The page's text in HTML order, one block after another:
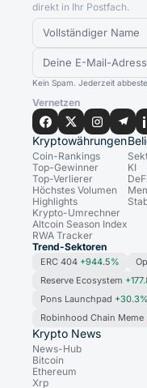
direkt in Ihr Postfach.
Kein Spam. Jederzeit
Vernetzen
Kryptowährungen
Coin-Rankings
Top-Gewinner
Top-Verlierer
Höchstes Volumen
Highlights
Krypto-Umrechner
Altcoin Season Index
RWA Tracker
KI
DeFi
Trend-Sektoren
ERC 404 +944.5%
Reserve Ecosystem
Pons Launchpad +30.3%
Robinhood Chain Meme
Krypto News
News-Hub
Bitcoin
Ethereum
Xrp